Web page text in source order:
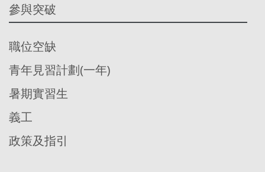
參與突破
職位空缺
青年見習計劃(一年)
暑期實習生
義工
政策及指引